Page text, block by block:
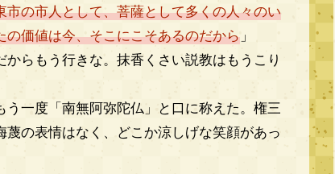
の市人として、菩薩として多くの人々のい
価値は今、そこにこそあるのだから 」
らもう行きな。抹香くさい説教はもうこり
一度「南無阿弥陀仏」と口に称えた。権三
の表情はなく、どこか涼しげな笑顔があっ